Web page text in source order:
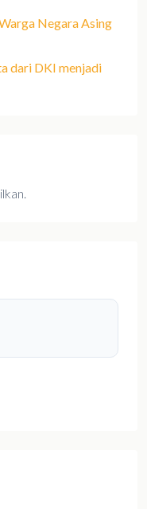
Negara Asing
dari DKI menjadi